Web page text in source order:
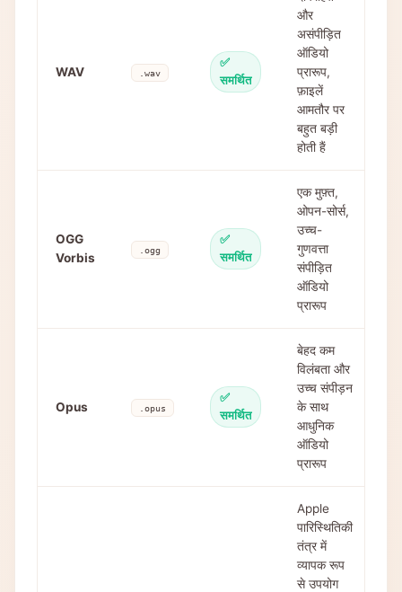
WAV .wav
✅
समर्थित
और
असंपीड़ित
ऑडियो
प्रारूप,
फ़ाइलें
आमतौर पर
बहुत बड़ी
होती हैं
OGG
Vorbis
.ogg
✅
समर्थित
एक मुफ़्त,
ओपन-सोर्स,
उच्च-
गुणवत्ता
संपीड़ित
ऑडियो
प्रारूप
Opus .opus
✅
समर्थित
बेहद कम
विलंबता और
उच्च संपीड़न
के साथ
आधुनिक
ऑडियो
प्रारूप
Apple
पारिस्थितिकी
तंत्र में
व्यापक रूप
से उपयोग